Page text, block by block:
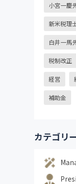
小宮一慶
新米税理
白井一馬
税制改正
経営
補助金
カテゴリ